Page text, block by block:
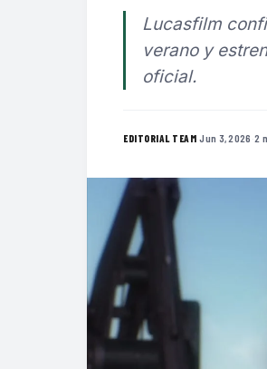
Lucasfilm
verano y
oficial.
EDITORIAL TEAM·Jun 3, 2026 ·2